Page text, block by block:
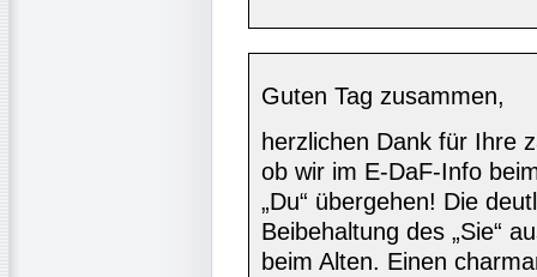
Guten Tag zusammen,
herzlichen Dank für Ihre
ob wir im E-DaF-Info
„Du“ übergehen! Die
Beibehaltung des „Sie“
beim Alten. Einen